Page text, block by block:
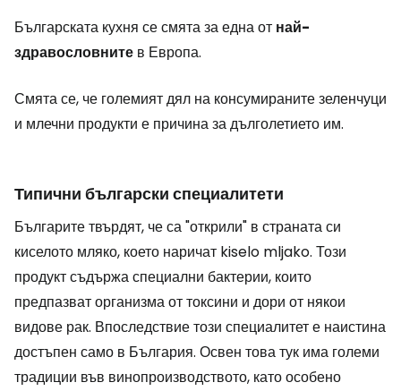
Българската кухня се смята за една от най-
здравословните в Европа.
Смята се, че големият дял на консумираните зеленчуци
и млечни продукти е причина за дълголетието им.
Типични български специалитети
Българите твърдят, че са "открили" в страната си
киселото мляко, което наричат kiselo mljako. Този
продукт съдържа специални бактерии, които
предпазват организма от токсини и дори от някои
видове рак. Впоследствие този специалитет е наистина
достъпен само в България. Освен това тук има големи
традиции във винопроизводството, като особено